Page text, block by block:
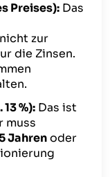
Preises): Das
zur
die Zinsen.
%): Das ist
muss
Jahrenoder